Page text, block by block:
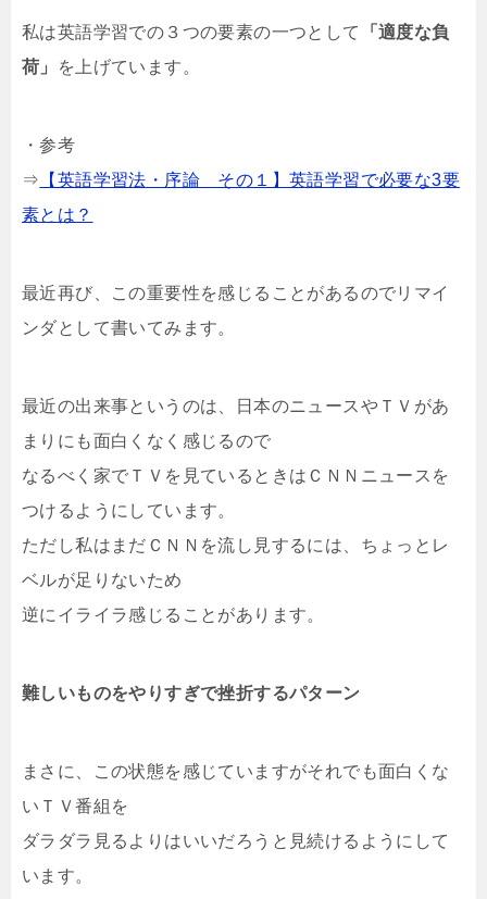
私は英語学習での３つの要素の一つとして
「適度な負
荷」
を上げています。
・参考
⇒ 【英語学習法・序論 その１】英語学習で必要な3要
素とは？
最近再び、この重要性を感じることがあるのでリマイ
ンダとして書いてみます。
最近の出来事というのは、日本のニュースやＴＶがあ
まりにも面白くなく感じるので
なるべく家でＴＶを見ているときはＣＮＮニュースを
つけるようにしています。
ただし私はまだＣＮＮを流し見するには、ちょっとレ
ベルが足りないため
逆にイライラ感じることがあります。
難しいものをやりすぎで挫折するパターン
まさに、この状態を感じていますがそれでも面白くな
いＴＶ番組を
ダラダラ見るよりはいいだろうと見続けるようにして
います。